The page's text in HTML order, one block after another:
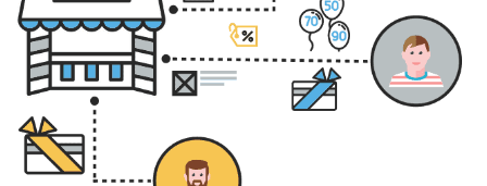
Su propia marca de POS
test
Test